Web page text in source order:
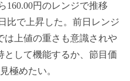
160.00円のレンジで推移
比で上昇した。前日レンジ
は上値の重さも意識されや
として機能するか、節目価
極めたい。